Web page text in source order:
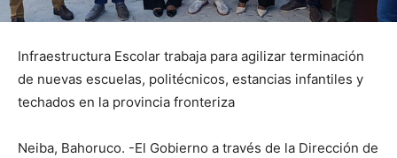
Infraestructura Escolar trabaja para agilizar terminación
de nuevas escuelas, politécnicos, estancias infantiles y
techados en la provincia fronteriza
Neiba, Bahoruco. -El Gobierno a través de la Dirección de